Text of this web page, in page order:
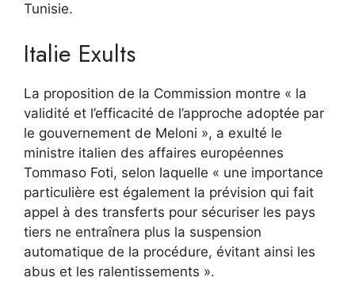
Tunisie.
Italie Exults
La proposition de la Commission montre « la
validité et l’efficacité de l’approche adoptée par
le gouvernement de Meloni », a exulté le
ministre italien des affaires européennes
Tommaso Foti, selon laquelle « une importance
particulière est également la prévision qui fait
appel à des transferts pour sécuriser les pays
tiers ne entraînera plus la suspension
automatique de la procédure, évitant ainsi les
abus et les ralentissements ».